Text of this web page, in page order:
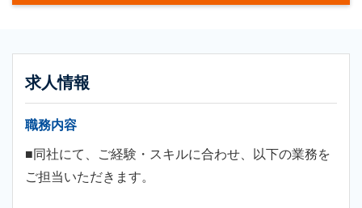
求人情報
職務内容
■同社にて、ご経験・スキルに合わせ、以下の業務を
ご担当いただきます。